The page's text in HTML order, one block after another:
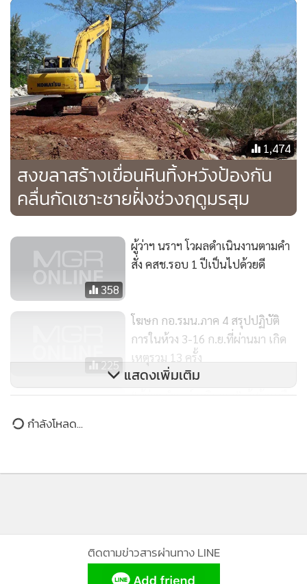
1,474
สงขลาสร้างเขื่อนหินทิ้งหวังป้องกัน
คลื่นกัดเซาะชายฝั่งช่วงฤดูมรสุม
358
ผู้ว่าฯ นราฯ โวผลดำเนินงานตามคำ
สั่ง คสช.รอบ 1 ปีเป็นไปด้วยดี
225
โฆษก กอ.รมน.ภาค 4 สรุปปฏิบัติ
การในห้วง 3-16 ก.ย.ที่ผ่านมา เกิด
เหตุรวม 13 ครั้ง
“ผู้ว่าฯ ธำรงค์ เจริญกุล” ผู้สร้างหรือ
แสดงเพิ่มเติม
ข่าวในหมวดล่าสุด
1
บ้านพัก
ตำรวจนราธิวาสบุกยึดยาสูบเถื่อนคาบ้านร้างที่ตากใบ
จำนวนกว่า 4.5 ล้านมวน